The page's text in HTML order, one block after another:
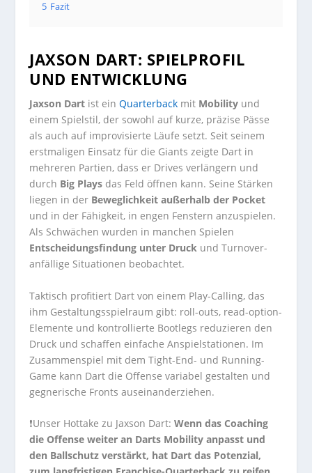
5 Fazit
JAXSON DART: SPIELPROFIL
UND ENTWICKLUNG
Jaxson Dart ist einQuarterback mit Mobility und
einem Spielstil, der sowohl auf kurze, präzise Pässe
als auch auf improvisierte Läufe setzt. Seit seinem
erstmaligen Einsatz für die Giants zeigte Dart in
mehreren Partien, dass er Drives verlängern und
durch Big Plays das Feld öffnen kann. Seine Stärken
liegen in der Beweglichkeit außerhalb der Pocket
und in der Fähigkeit, in engen Fenstern anzuspielen.
Als Schwächen wurden in manchen Spielen
Entscheidungsfindung unter Druck und Turnover-
anfällige Situationen beobachtet.
Taktisch profitiert Dart von einem Play-Calling, das
ihm Gestaltungsspielraum gibt: roll-outs, read-option-
Elemente und kontrollierte Bootlegs reduzieren den
Druck und schaffen einfache Anspielstationen. Im
Zusammenspiel mit dem Tight-End- und Running-
Game kann Dart die Offense variabel gestalten und
gegnerische Fronts auseinanderziehen.
❗Unser Hottake zu Jaxson Dart:Wenn das Coaching
die Offense weiter an Darts Mobility anpasst und
den Ballschutz verstärkt, hat Dart das Potenzial,